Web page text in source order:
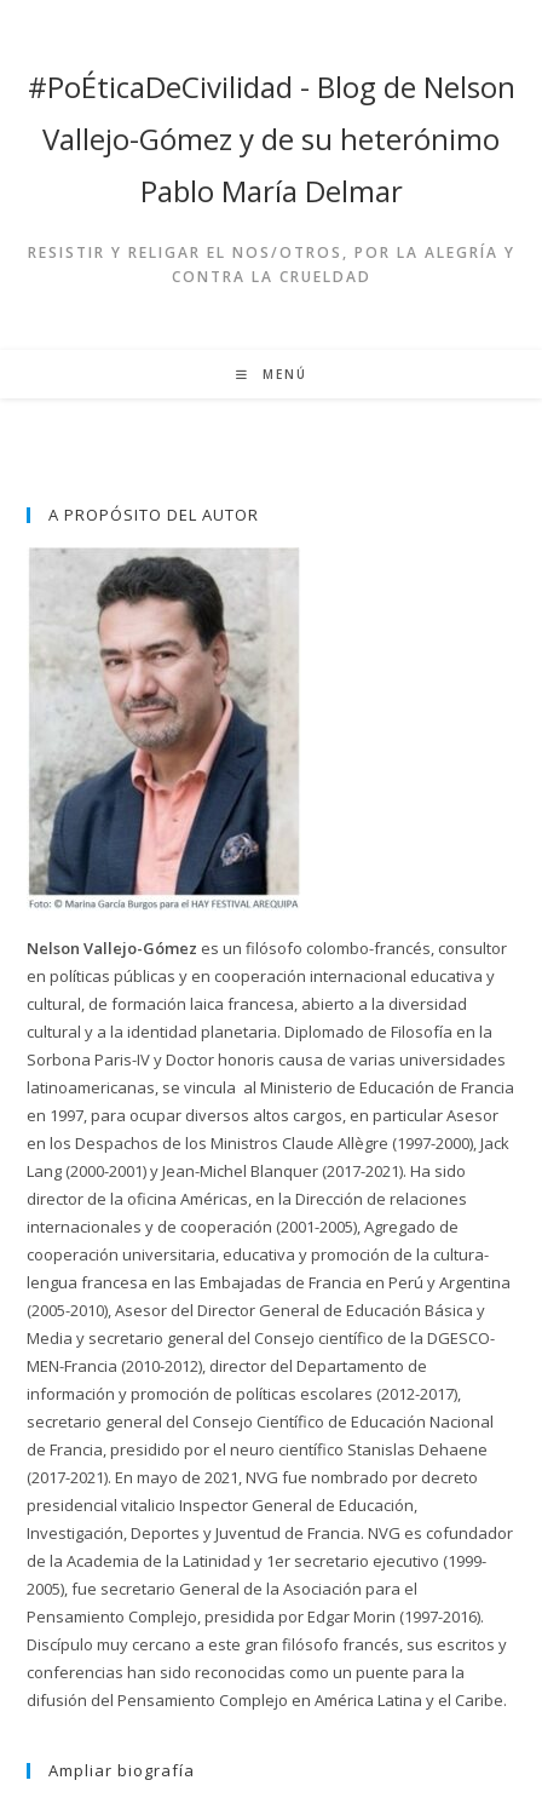
contenido
#PoÉticaDeCivilidad - Blog de Nelson
Vallejo-Gómez y de su heterónimo
Pablo María Delmar
RESISTIR Y RELIGAR EL NOS/OTROS, POR LA ALEGRÍA Y
CONTRA LA CRUELDAD
MENÚ
A PROPÓSITO DEL AUTOR
Nelson Vallejo-Gómez es un filósofo colombo-francés, consultor
en políticas públicas y en cooperación internacional educativa y
cultural, de formación laica francesa, abierto a la diversidad
cultural y a la identidad planetaria. Diplomado de Filosofía en la
Sorbona Paris-IV y Doctor honoris causa de varias universidades
latinoamericanas, se vincula al Ministerio de Educación de Francia
en 1997, para ocupar diversos altos cargos, en particular Asesor
en los Despachos de los Ministros Claude Allègre (1997-2000), Jack
Lang (2000-2001) y Jean-Michel Blanquer (2017-2021). Ha sido
director de la oficina Américas, en la Dirección de relaciones
internacionales y de cooperación (2001-2005), Agregado de
cooperación universitaria, educativa y promoción de la cultura-
lengua francesa en las Embajadas de Francia en Perú y Argentina
(2005-2010), Asesor del Director General de Educación Básica y
Media y secretario general del Consejo científico de la DGESCO-
MEN-Francia (2010-2012), director del Departamento de
información y promoción de políticas escolares (2012-2017),
secretario general del Consejo Científico de Educación Nacional
de Francia, presidido por el neuro científico Stanislas Dehaene
(2017-2021). En mayo de 2021, NVG fue nombrado por decreto
presidencial vitalicio Inspector General de Educación,
Investigación, Deportes y Juventud de Francia. NVG es cofundador
de la Academia de la Latinidad y 1er secretario ejecutivo (1999-
2005), fue secretario General de la Asociación para el
Pensamiento Complejo, presidida por Edgar Morin (1997-2016).
Discípulo muy cercano a este gran filósofo francés, sus escritos y
conferencias han sido reconocidas como un puente para la
difusión del Pensamiento Complejo en América Latina y el Caribe.
Ampliar biografía